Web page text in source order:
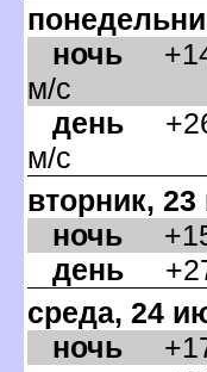
ночь
м/с
день
м/с
торник, 23
ночь
день
среда, 24
ночь